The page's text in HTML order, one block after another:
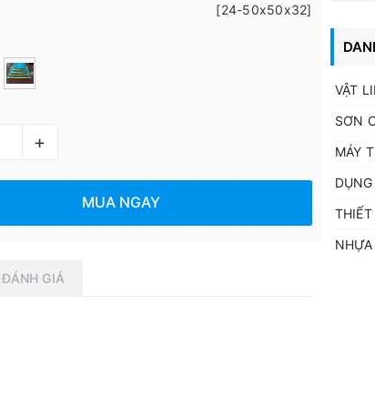
[24-50x50x32]
+
MUA NGAY
ĐÁNH GIÁ
VẬT
SƠN
MÁY